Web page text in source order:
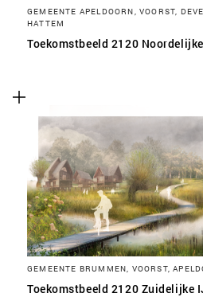
GEMEENTE APELDOORN, VOORST,
HATTEM
Toekomstbeeld 2120
GEMEENTE BRUMMEN, VOORST,
Toekomstbeeld 2120 Zuidelijke